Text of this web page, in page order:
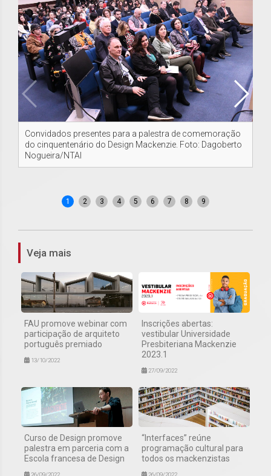
Convidados presentes para a palestra de comemoração
do cinquentenário do Design Mackenzie. Foto: Dagoberto
Nogueira/NTAI
1 2 3 4 5 6 7 8 9
Veja mais
FAU promove webinar com
participação de arquiteto
português premiado
13/10/2022
Inscrições abertas:
vestibular Universidade
Presbiteriana Mackenzie
2023.1
27/09/2022
Curso de Design promove
palestra em parceria com a
Escola francesa de Design
“Interfaces” reúne
programação cultural para
todos os mackenzistas